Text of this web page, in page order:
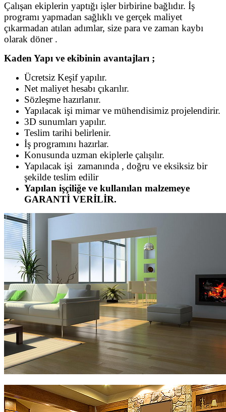
Çalışan ekiplerin yaptığı işler birbirine bağlıdır. İş
programı yapmadan sağlıklı ve gerçek maliyet
çıkarmadan atılan adımlar, size para ve zaman kaybı
olarak döner .
Kaden Yapı ve ekibinin avantajları ;
Ücretsiz Keşif yapılır.
Net maliyet hesabı çıkarılır.
Sözleşme hazırlanır.
Yapılacak işi mimar ve mühendisimiz projelendirir.
3D sunumları yapılır.
Teslim tarihi belirlenir.
İş programını hazırlar.
Konusunda uzman ekiplerle çalışılır.
Yapılacak işi zamanında , doğru ve eksiksiz bir
şekilde teslim edilir
Yapılan işçiliğe ve kullanılan malzemeye
GARANTİ VERİLİR.